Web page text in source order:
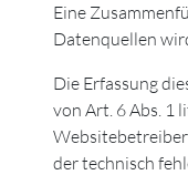
Eine
Datenquellen
Die Erfassung
von Art. 6 Abs. 1
der technisch